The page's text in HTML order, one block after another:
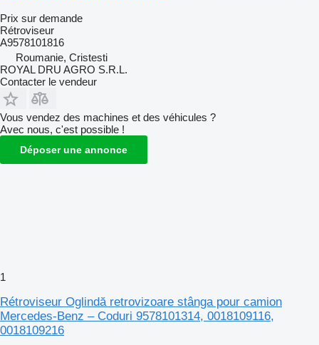
Prix sur demande
Rétroviseur
A9578101816
Roumanie, Cristesti
ROYAL DRU AGRO S.R.L.
Contacter le vendeur
Vous vendez des machines et des véhicules ?
Avec nous, c'est possible !
Déposer une annonce
1
Rétroviseur Oglindă retrovizoare stânga pour camion
Mercedes-Benz – Coduri 9578101314, 0018109116,
0018109216